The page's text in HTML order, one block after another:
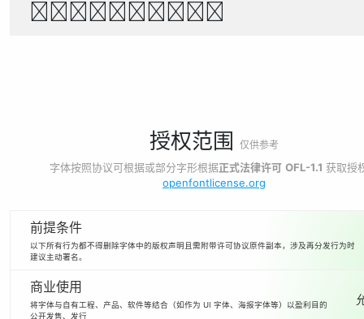
1234567890
授权范围 仅供参考
字体按照协议可根据或部分字形根据正式法律许可 OFL-1.1 获取授
openfontlicense.org
前提条件
以下所有行为都不得删除字体中的版权声明且需附带许可协议原件副本，涉及再分发行为时
建议主动署名。
商业使用
将字体与自有工程、产品、软件等结合（如作为 UI 字体、海报字体等）以盈利目的
公开发售、发行